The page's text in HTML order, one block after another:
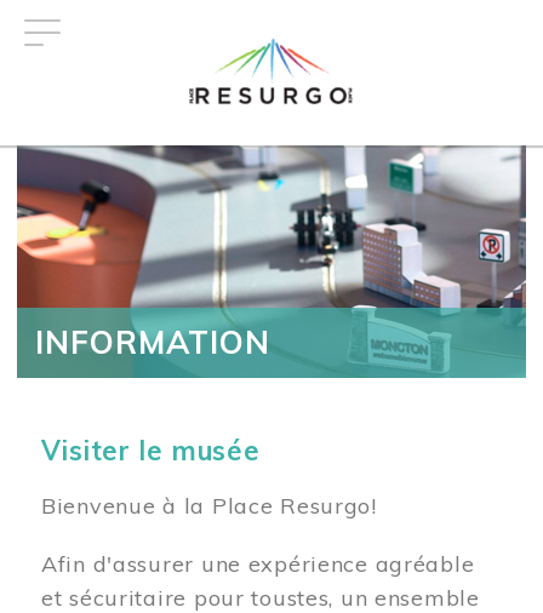
INFORMATION
Visiter le musée
Bienvenue à la Place Resurgo!
Afin d'assurer une expérience agréable
et sécuritaire pour toustes, un ensemble